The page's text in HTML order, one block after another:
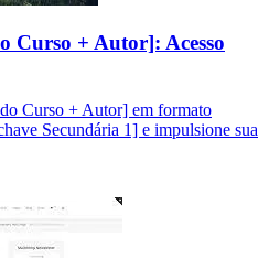
Curso + Autor]: Acesso
Curso + Autor] em formato
Secundária 1] e impulsione sua